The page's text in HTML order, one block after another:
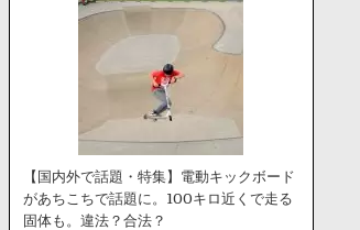
【国内外で話題・特集】電動キックボード
があちこちで話題に。100キロ近くで走る
固体も。違法？合法？